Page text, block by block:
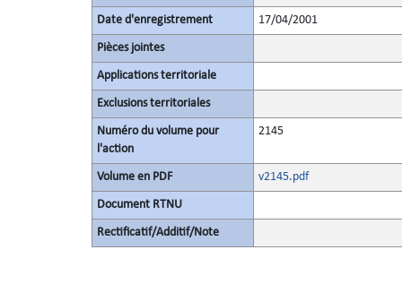
Date d'enregistrement 17/04/2001
Pièces jointes
Applications territoriale
Exclusions territoriales
Numéro du volume pour
l'action
2145
Volume en PDF v2145.pdf
Document RTNU
Rectificatif/Additif/Note